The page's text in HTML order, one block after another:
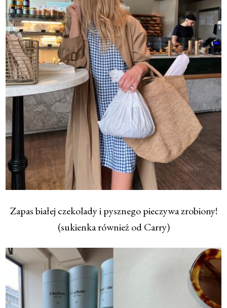
Zapas białej czekolady i pysznego pieczywa zrobiony!
(sukienka również od Carry)